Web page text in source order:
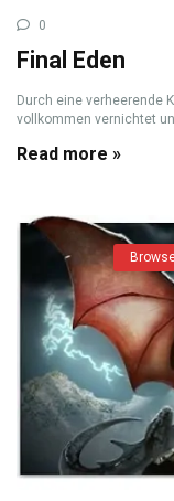
0
Final Eden
Durch eine verheerende
vollkommen vernichtet
Read more »